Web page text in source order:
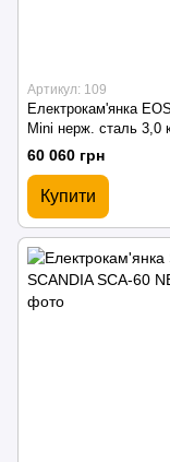
Артикул: 109
Електрокам'янка
Mini нерж. сталь 3,0
60 060 грн
Купити